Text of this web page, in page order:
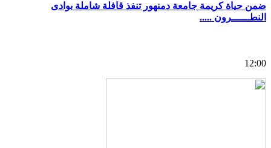
ضمن حياة كريمة جامعة دمنهور تنفذ قافلة شاملة بوادى
النطــــــرون .....
12:00